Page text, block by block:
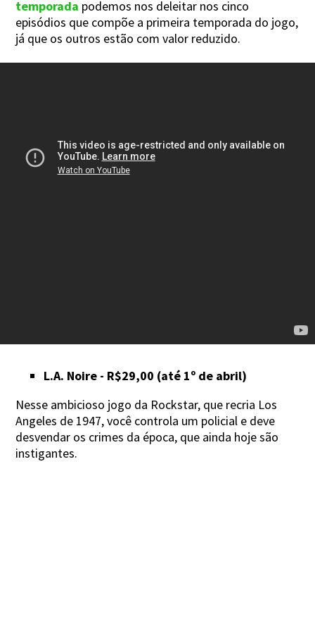
temporada podemos nos deleitar nos cinco
episódios que compõe a primeira temporada do jogo,
já que os outros estão com valor reduzido.
L.A. Noire - R$29,00 (até 1º de abril)
Nesse ambicioso jogo da Rockstar, que recria Los
Angeles de 1947, você controla um policial e deve
desvendar os crimes da época, que ainda hoje são
instigantes.